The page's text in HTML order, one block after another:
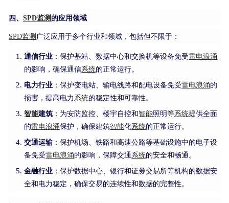
四、SPD监测 的应用领域
SPD监测 广泛应用于多个行业和领域，包括但不限于：
通信行业 ：保护基站、数据中心和交换机等设备免受雷电浪涌
的影响，确保通信系统的正常运行。
电力行业 ：保护变电站、输电线路和配电设备免受雷电浪涌的
损害，提高电力 系统的稳定性和可靠性。
智能建筑 ：为安防监控、楼宇自控和 智能照明等系统提供全面
的雷电浪涌保护，确保建筑智能化系统的正常运行。
交通运输 ：保护机场、铁路和高速公路等基础设施中的电子设
备免受雷电浪涌的影响，保障交通 系统的安全和畅通。
金融行业 ：保护数据中心、银行和证券交易所等机构的数据安
全和电力稳定，确保交易的连续性和数据的完整性。